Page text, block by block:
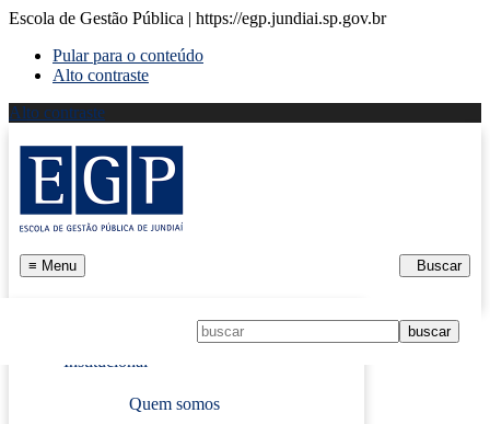
Escola de Gestão Pública | https://egp.jundiai.sp.gov.br
Pular para o conteúdo
Alto contraste
Alto contraste
≡ Menu
Institucional
Quem somos
Buscar
Ferramentas Google